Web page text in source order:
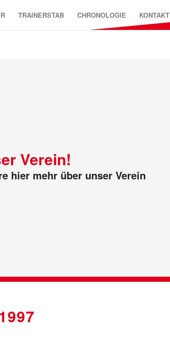
TRAINERSTAB CHRONOLOGIE KONTAKT
Verein!
hier mehr über unser Verein